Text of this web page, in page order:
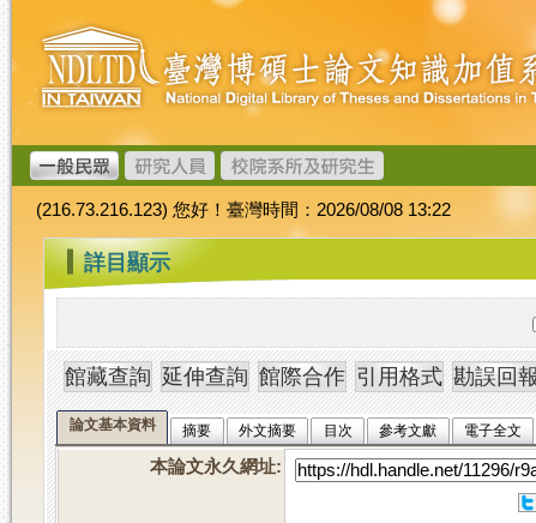
跳
到
主
要
內
容
臺
灣
博
碩
士
論
文
加
值
系
統
(216.73.216.123) 您好！臺灣時間：2026/08/08 13:22
::: 詳目顯示
論文基本資料 摘要 外文摘要 目次 參考文獻 電子全文
本論文永久網址: